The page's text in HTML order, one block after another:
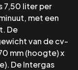
7,50 liter per
met een
De
van de cv-
mm (hoogte) x
De Intergas